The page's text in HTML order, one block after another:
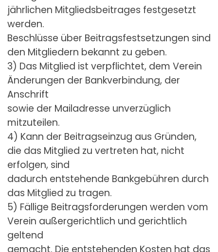
jährlichen Mitgliedsbeitrages festgesetzt
werden.
Beschlüsse über Beitragsfestsetzungen sind
den Mitgliedern bekannt zu geben.
3) Das Mitglied ist verpflichtet, dem Verein
Änderungen der Bankverbindung, der
Anschrift
sowie der Mailadresse unverzüglich
mitzuteilen.
4) Kann der Beitragseinzug aus Gründen,
die das Mitglied zu vertreten hat, nicht
erfolgen, sind
dadurch entstehende Bankgebühren durch
das Mitglied zu tragen.
5) Fällige Beitragsforderungen werden vom
Verein außergerichtlich und gerichtlich
geltend
gemacht. Die entstehenden Kosten hat das